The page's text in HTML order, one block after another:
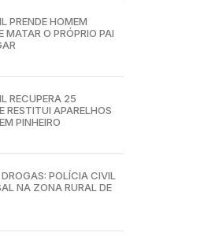
PRENDE HOMEM
MATAR O PRÓPRIO PAI
RECUPERA 25
RESTITUI APARELHOS
PINHEIRO
POLÍCIA CIVIL
NA ZONA RURAL DE